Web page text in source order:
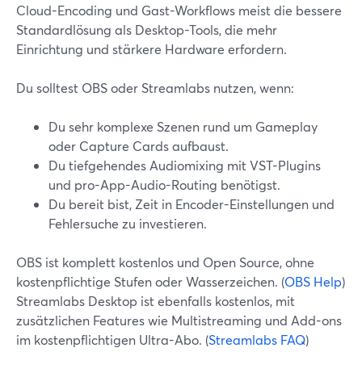
Cloud-Encoding und Gast-Workflows meist die bessere
Standardlösung als Desktop-Tools, die mehr
Einrichtung und stärkere Hardware erfordern.
Du solltest OBS oder Streamlabs nutzen, wenn:
Du sehr komplexe Szenen rund um Gameplay
oder Capture Cards aufbaust.
Du tiefgehendes Audiomixing mit VST-Plugins
und pro-App-Audio-Routing benötigst.
Du bereit bist, Zeit in Encoder-Einstellungen und
Fehlersuche zu investieren.
OBS ist komplett kostenlos und Open Source, ohne
kostenpflichtige Stufen oder Wasserzeichen. (OBS Help)
Streamlabs Desktop ist ebenfalls kostenlos, mit
zusätzlichen Features wie Multistreaming und Add-ons
im kostenpflichtigen Ultra-Abo. (Streamlabs FAQ)